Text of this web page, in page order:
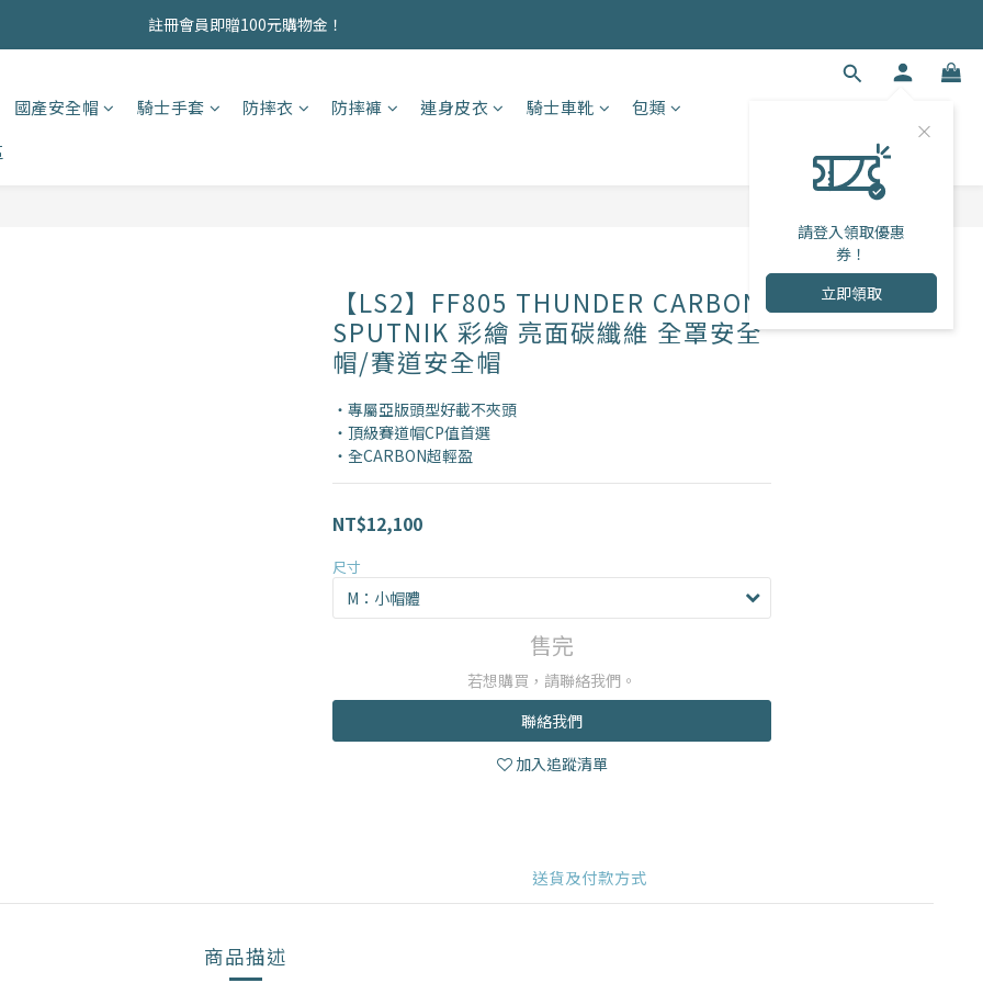
商品均為現貨，歡迎直接下單！
註冊會員即贈100元購物金！
請登入領取優惠
券！
立即領取
國產安全帽 騎士手套 防摔衣 防摔褲 連身皮衣 騎士車靴
包類
【LS2】FF805 THUNDER CARBON
SPUTNIK 彩繪 亮面碳纖維 全罩安全
帽/賽道安全帽
・專屬亞版頭型好載不夾頭
・頂級賽道帽CP值首選
・全CARBON超輕盈
NT$12,100
尺寸
售完
若想購買，請聯絡我們。
聯絡我們
加入追蹤清單
送貨及付款方式
商品描述